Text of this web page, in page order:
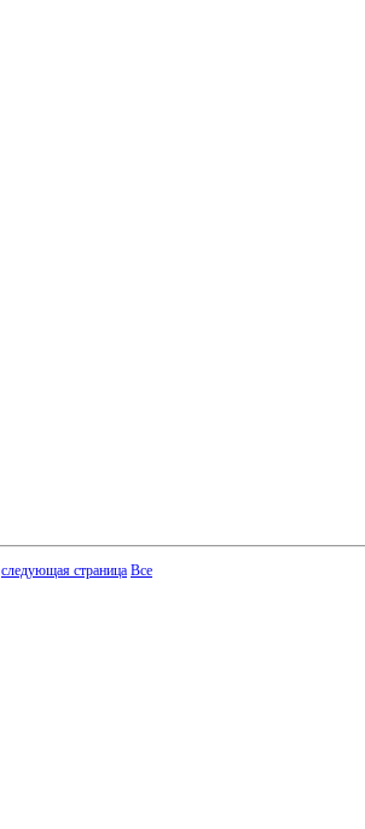
следующая страница Все